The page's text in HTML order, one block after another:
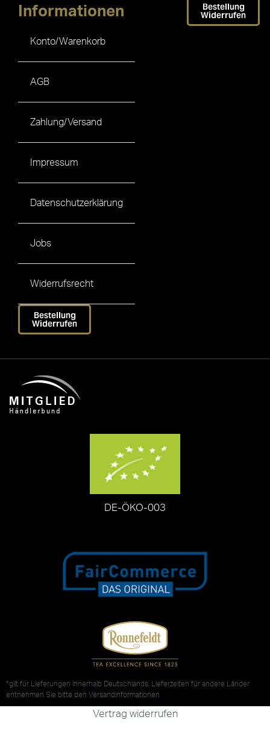
Informationen
Konto/Warenkorb
AGB
Zahlung/Versand
Impressum
Datenschutzerklärung
Jobs
Widerrufsrecht
Bestellung
Widerrufen
Bestellung
Widerrufen
DE-ÖKO-003
*gilt für Lieferungen innerhalb Deutschlands, Lieferzeiten für andere Länder
entnehmen Sie bitte den Versandinformationen
Vertrag widerrufen